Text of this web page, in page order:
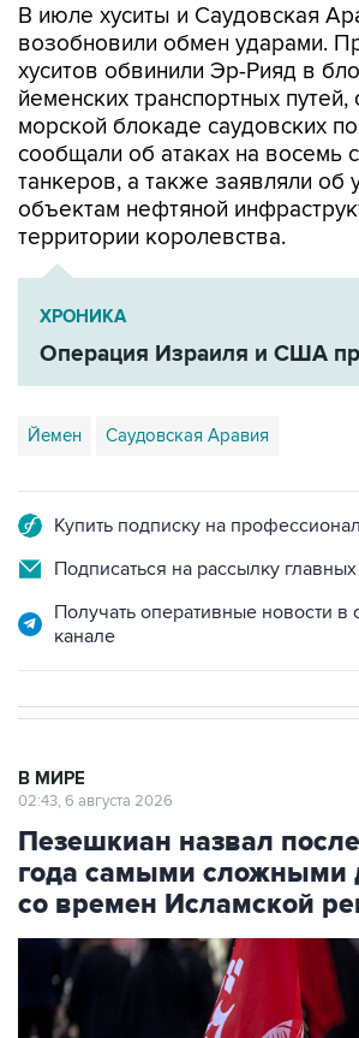
В июле хуситы и Саудовская
возобновили обмен ударами.
хуситов обвинили Эр-Рияд в
йеменских транспортных
морской блокаде саудовских
сообщали об атаках на восемь
танкеров, а также заявляли об
объектам нефтяной
территории королевства.
ХРОНИКА
Операция Израиля и США
Йемен Саудовская Аравия
Купить подписку на
Подписаться на рассылку
Получать оперативные новости
канале
В МИРЕ
02:43, 6 августа 2026
Пезешкиан назвал
года самыми сложными
со времен Исламской